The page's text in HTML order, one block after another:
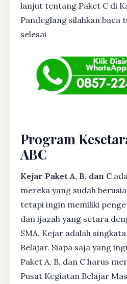
lanjut tentang Paket C di
Pandeglang silahkan baca
selesai
Program
ABC
Kejar Paket A, B, dan C
mereka yang sudah
tetapi ingin memiliki
dan ijazah yang setara
SMA. Kejar adalah
Belajar. Siapa saja yang
Paket A, B, dan C harus
Pusat Kegiatan Belajar